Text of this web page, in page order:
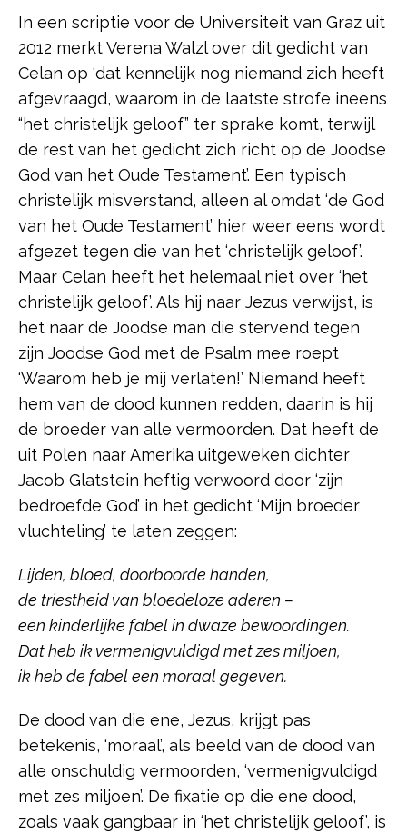
In een scriptie voor de Universiteit van Graz uit
2012 merkt Verena Walzl over dit gedicht van
Celan op ‘dat kennelijk nog niemand zich heeft
afgevraagd, waarom in de laatste strofe ineens
“het christelijk geloof” ter sprake komt, terwijl
de rest van het gedicht zich richt op de Joodse
God van het Oude Testament’. Een typisch
christelijk misverstand, alleen al omdat ‘de God
van het Oude Testament’ hier weer eens wordt
afgezet tegen die van het ‘christelijk geloof’.
Maar Celan heeft het helemaal niet over ‘het
christelijk geloof’. Als hij naar Jezus verwijst, is
het naar de Joodse man die stervend tegen
zijn Joodse God met de Psalm mee roept
‘Waarom heb je mij verlaten!’ Niemand heeft
hem van de dood kunnen redden, daarin is hij
de broeder van alle vermoorden. Dat heeft de
uit Polen naar Amerika uitgeweken dichter
Jacob Glatstein heftig verwoord door ‘zijn
bedroefde God’ in het gedicht ‘Mijn broeder
vluchteling’ te laten zeggen:
Lijden, bloed, doorboorde handen,
de triestheid van bloedeloze aderen –
een kinderlijke fabel in dwaze bewoordingen.
Dat heb ik vermenigvuldigd met zes miljoen,
ik heb de fabel een moraal gegeven.
De dood van die ene, Jezus, krijgt pas
betekenis, ‘moraal’, als beeld van de dood van
alle onschuldig vermoorden, ‘vermenigvuldigd
met zes miljoen’. De fixatie op die ene dood,
zoals vaak gangbaar in ‘het christelijk geloof’, is